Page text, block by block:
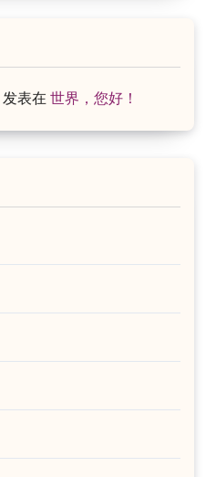
发表在 世界，您好！